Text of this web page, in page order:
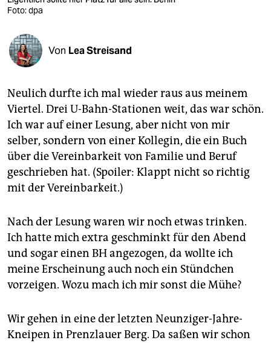
verlag
veranstaltungen
shop
unterstützen
abo
genossenschaft
epaper login
Foto: dpa
Von Lea Streisand
Neulich durfte ich mal wieder raus aus meinem
Viertel. Drei U-Bahn-Stationen weit, das war schön.
Ich war auf einer Lesung, aber nicht von mir
selber, sondern von einer Kollegin, die ein Buch
über die Vereinbarkeit von Familie und Beruf
geschrieben hat. (Spoiler: Klappt nicht so richtig
mit der Vereinbarkeit.)
Nach der Lesung waren wir noch etwas trinken.
Ich hatte mich extra geschminkt für den Abend
und sogar einen BH angezogen, da wollte ich
meine Erscheinung auch noch ein Stündchen
vorzeigen. Wozu mach ich mir sonst die Mühe?
Wir gehen in eine der letzten Neunziger-Jahre-
Kneipen in Prenzlauer Berg. Da saßen wir schon